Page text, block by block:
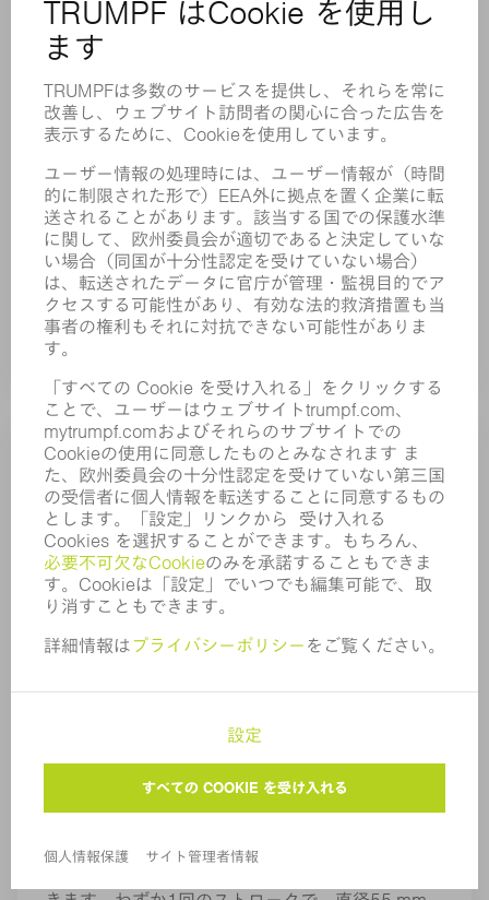
ボールデバリングツール
様々なサイズのジオメトリのバリ取りを直接機械
で実行することが可能です。お客様にとってのメ
リット: 短い生産時間で完璧にバリ取りされた製品
製品へ
アクティブダイ用カップツール (サイズ5) では、
特別なツール構造により、これまで不可能であっ